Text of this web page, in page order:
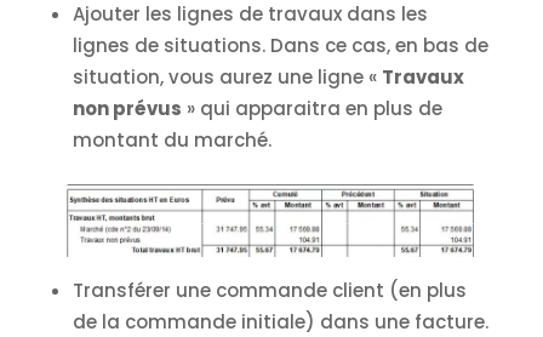
Ajouter les lignes de travaux dans les
lignes de situations. Dans ce cas, en bas de
situation, vous aurez une ligne « Travaux
non prévus » qui apparaitra en plus de
montant du marché.
Transférer une commande client (en plus
de la commande initiale) dans une facture.